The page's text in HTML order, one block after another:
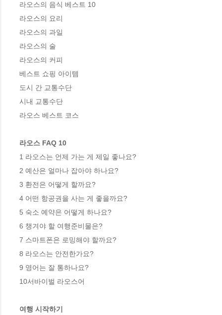
라오스의 음식 베스트 10
라오스의 요리
라오스의 과일
라오스의 술
라오스의 커피
베스트 쇼핑 아이템
도시 간 교통수단
시내 교통수단
라오스 베스트 코스
라오스 FAQ 10
1 라오스는 언제 가는 게 제일 좋나요?
2 예산은 얼마나 잡아야 하나요?
3 환전은 어떻게 할까요?
4 어떤 항공권을 사는 게 좋을까요?
5 숙소 예약은 어떻게 하나요?
6 챙겨야 할 여행준비물은?
7 스마트폰은 로밍해야 할까요?
8 라오스는 안전한가요?
9 영어는 잘 통하나요?
10서바이벌 라오스어
여행 시작하기